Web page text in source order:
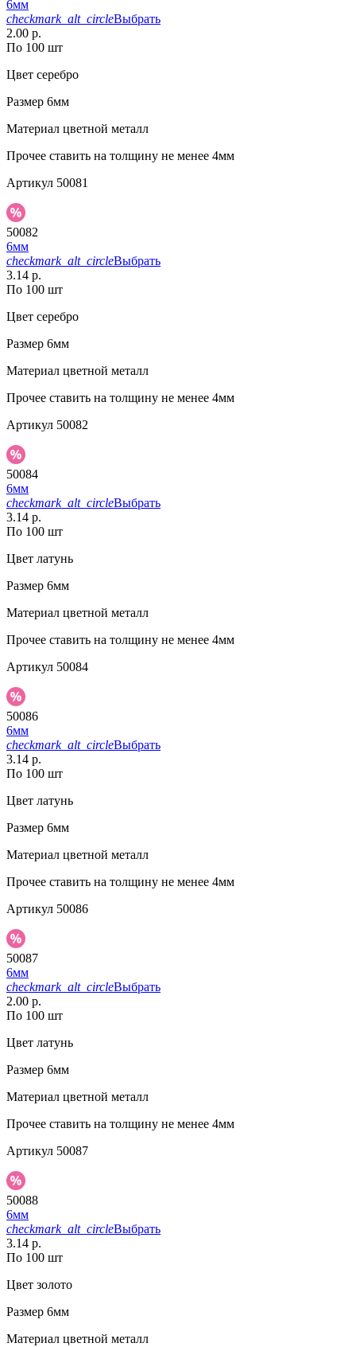
6мм
checkmark_alt_circleВыбрать
2.00 р.
По 100 шт
Цвет серебро
Размер 6мм
Материал цветной металл
Прочее ставить на толщину не менее 4мм
Артикул 50081
50082
6мм
checkmark_alt_circleВыбрать
3.14 р.
По 100 шт
Цвет серебро
Размер 6мм
Материал цветной металл
Прочее ставить на толщину не менее 4мм
Артикул 50082
50084
6мм
checkmark_alt_circleВыбрать
3.14 р.
По 100 шт
Цвет латунь
Размер 6мм
Материал цветной металл
Прочее ставить на толщину не менее 4мм
Артикул 50084
50086
6мм
checkmark_alt_circleВыбрать
3.14 р.
По 100 шт
Цвет латунь
Размер 6мм
Материал цветной металл
Прочее ставить на толщину не менее 4мм
Артикул 50086
50087
6мм
checkmark_alt_circleВыбрать
2.00 р.
По 100 шт
Цвет латунь
Размер 6мм
Материал цветной металл
Прочее ставить на толщину не менее 4мм
Артикул 50087
50088
6мм
checkmark_alt_circleВыбрать
3.14 р.
По 100 шт
Цвет золото
Размер 6мм
Материал цветной металл